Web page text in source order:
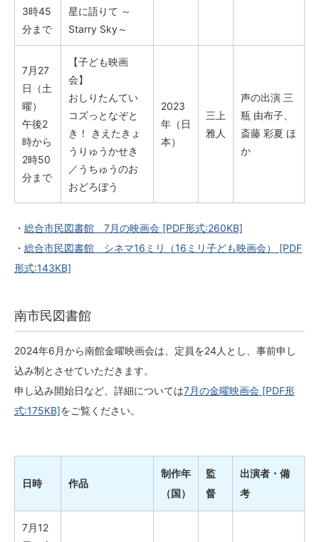
3時45
分まで
星に語りて ～
Starry Sky～
7月27
日（土
曜）
午後2
時から
2時50
分まで
【子ども映画
会】
おしりたんてい
コズっとなぞと
き！ きえたきょ
うりゅうかせき
／うちゅうのお
おどろぼう
2023
年（日
本）
三上
雅人
声の出演 三
瓶 由布子、
斎藤 彩夏 ほ
か
・ 総合市民図書館 7月の映画会 [PDF形式:260KB]
・ 総合市民図書館 シネマ16ミリ（16ミリ子ども映画会）
[PDF
形式:143KB]
南市民図書館
2024年6月から南館金曜映画会は、定員を24人とし、事前申し
込み制とさせていただきます。
申し込み開始日など、詳細については7月の金曜映画会 [PDF形
式:175KB]をご覧ください。
日時 作品
制作年
（国）
監
督
出演者・備
考
7月12